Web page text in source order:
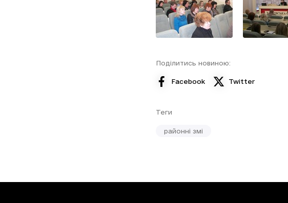
Поділитись новиною:
Facebook Twitter
Теги
районні змі